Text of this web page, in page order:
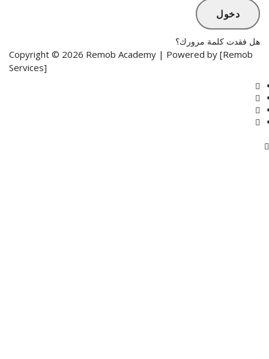
هل فقدت كلمة مرورك؟
Copyright © 2026 Remob Academy | Powered by [Remob
Services]